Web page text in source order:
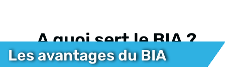
A quoi sert le BIA ?
Les avantages du BIA